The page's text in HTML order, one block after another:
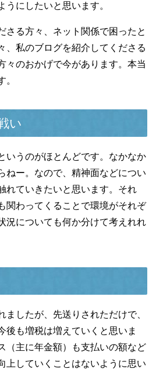
うにしたいと思います。
さる方々、ネット関係で困ったと
、私のブログを紹介してくださる
々のおかげで今があります。本当
。
い
いうのがほとんどです。なかなか
ねー。なので、精神面などについ
れていきたいと思います。それ
関わってくることで環境がそれぞ
況についても何か分けて考えれれ
ましたが、先送りされただけで、
後も増税は増えていくと思いま
（主に年金額）も支払いの額など
上していくことはないように思い